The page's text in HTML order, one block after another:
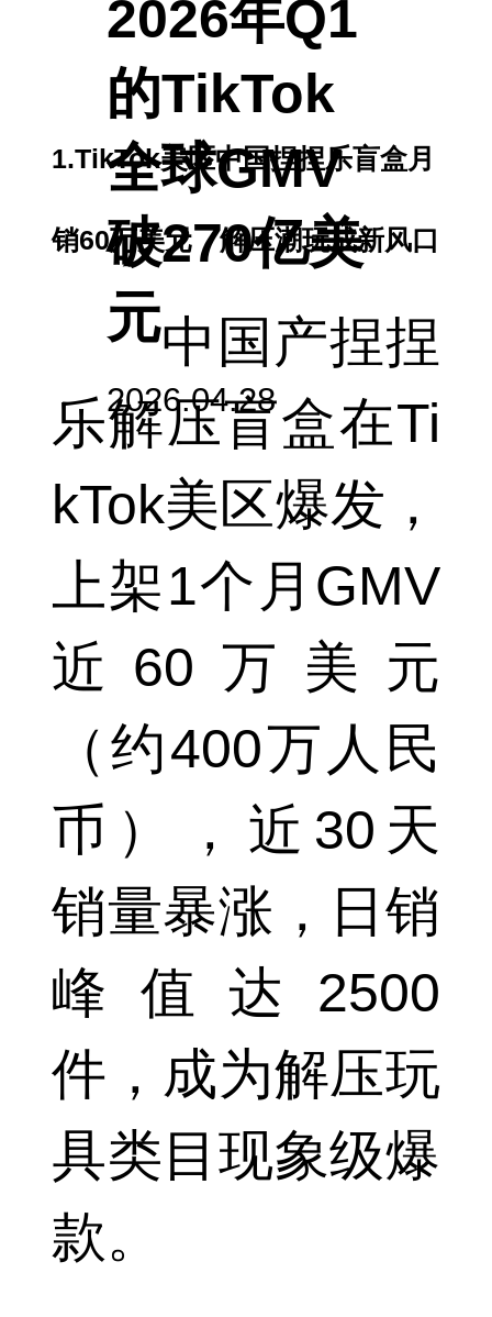
2026年Q1
的TikTok
全球GMV
破270亿美
元
2026.04.28
1.TikTok美区中国捏捏乐盲盒月
销60万美元，解压潮玩成新风口
中国产捏捏
乐解压盲盒在Ti
kTok美区爆发，
上架1个月GMV
近60万美元
（约400万人民
币），近30天
销量暴涨，日销
峰值达2500
件，成为解压玩
具类目现象级爆
款。